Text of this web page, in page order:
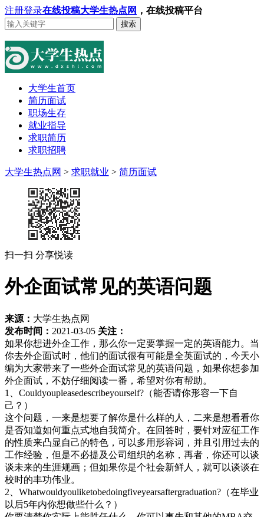
注册登录在线投稿大学生热点网 ，在线投稿平台
搜索
大学生首页
简历面试
职场生存
就业指导
求职简历
求职招聘
大学生热点网 > 求职就业 > 简历面试
扫一扫 分享悦读
外企面试常见的英语问题
来源： 大学生热点网
发布时间： 2021-03-05 关注：
如果你想进外企工作，那么你一定要掌握一定的英语能力。当
你去外企面试时，他们的面试很有可能是全英面试的，今天小
编为大家带来了一些外企面试常见的英语问题，如果你想参加
外企面试，不妨仔细阅读一番，希望对你有帮助。
1、Couldyoupleasedescribeyourself?（能否请你形容一下自
己？）
这个问题，一来是想要了解你是什么样的人，二来是想看看你
是否知道如何重点式地自我简介。在回答时，要针对应征工作
的性质来凸显自己的特色，可以多用形容词，并且引用过去的
工作经验，但是不必提及公司组织的名称，再者，你还可以谈
谈未来的生涯规画；但如果你是个社会新鲜人，就可以谈谈在
校时的丰功伟业。
2、Whatwouldyouliketobedoingfiveyearsaftergraduation?（在毕业
以后5年内你想做些什么？）